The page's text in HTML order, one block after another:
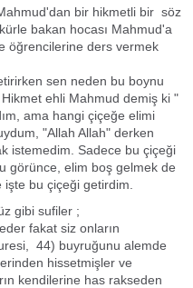
bir hikmetli bir söz
bakan hocası Mahmud'a
öğrencilerine ders vermek
sen neden bu boynu
ehli Mahmud demiş ki "
ama hangi çiçeğe elimi
"Allah Allah" derken
istemedim. Sadece bu çiçeği
görünce, elim boş gelmek de
bu çiçeği getirdim.
gibi sufiler ;
fakat siz onların
44) buyruğunu alemde
hissetmişler ve
kendilerine has rakseden